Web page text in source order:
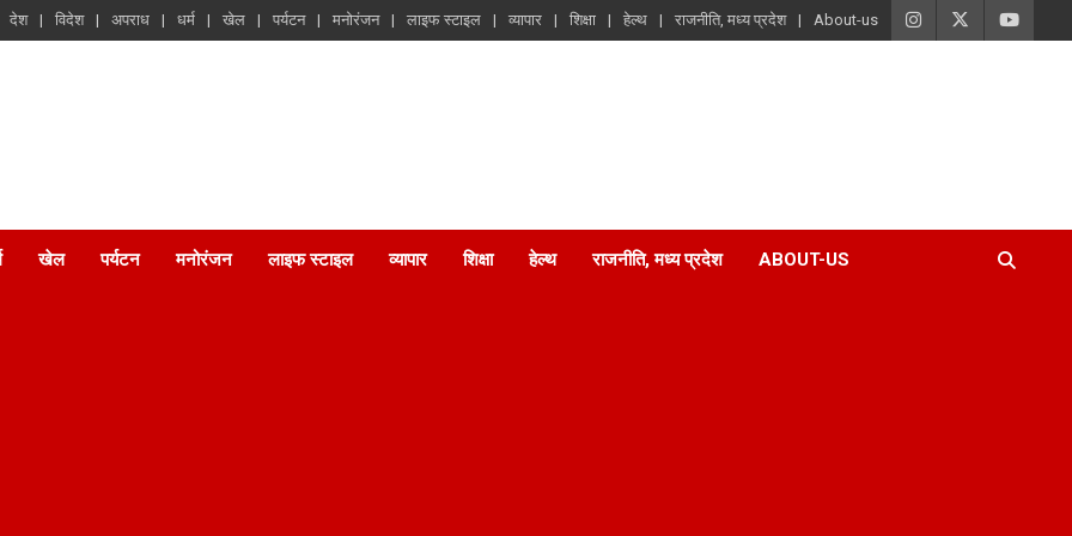
देश विदेश अपराध धर्म खेल पर्यटन मनोरंजन लाइफ स्टाइल व्यापार शिक्षा हेल्थ राजनीति, मध्य प्रदेश About-us
खेल पर्यटन मनोरंजन लाइफ स्टाइल व्यापार शिक्षा हेल्थ राजनीति, मध्य प्रदेश ABOUT-US